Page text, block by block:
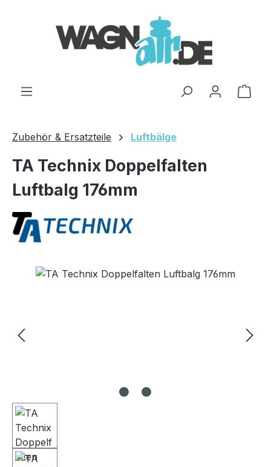
Zubehör & Ersatzteile Luftbälge
TA Technix Doppelfalten
Luftbalg 176mm
Bildergalerie überspringen